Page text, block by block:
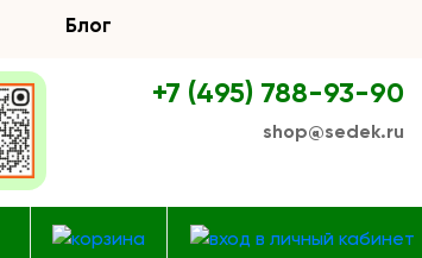
Блог
+7 (495) 788-93-90
shop@sedek.ru